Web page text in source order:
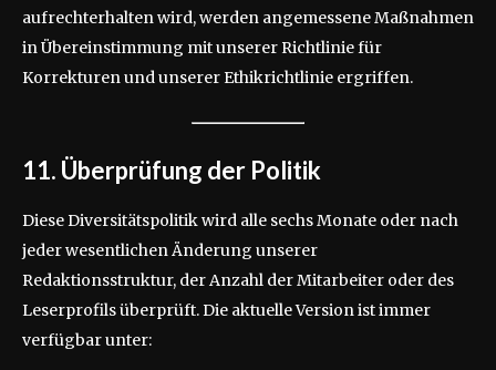
aufrechterhalten wird, werden angemessene Maßnahmen
in Übereinstimmung mit unserer Richtlinie für
Korrekturen und unserer Ethikrichtlinie ergriffen.
11. Überprüfung der Politik
Diese Diversitätspolitik wird alle sechs Monate oder nach
jeder wesentlichen Änderung unserer
Redaktionsstruktur, der Anzahl der Mitarbeiter oder des
Leserprofils überprüft. Die aktuelle Version ist immer
verfügbar unter: